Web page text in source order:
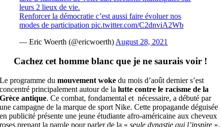
leurs 2 lieux de vie.
Renforcer la démocratie c’est aussi faire évoluer nos
modes de participationpic.twitter.com/C2dnviA2Wb
— Eric Woerth (@ericwoerth) August 28, 2021
Cachez cet homme blanc que je ne saurais voir !
Le programme dumouvement woke du mois d’août dernier s’est
concentré principalement autour de lalutte contre le racisme de la
Grèce antique. Ce combat, fondamental et nécessaire, a débuté par
une campagne de la marque de sport Nike. Cette propagande déguisée
en publicité présente une jeune étudiante afro-américaine aux cheveux
roses prenant la parole pour parler de la «seule dynastie qui l’inspire »,